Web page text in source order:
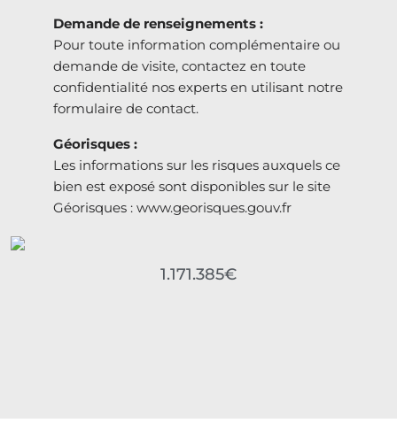
Demande de renseignements :
Pour toute information complémentaire ou
demande de visite, contactez en toute
confidentialité nos experts en utilisant notre
formulaire de contact.
Géorisques :
Les informations sur les risques auxquels ce
bien est exposé sont disponibles sur le site
Géorisques : www.georisques.gouv.fr
1.171.385€